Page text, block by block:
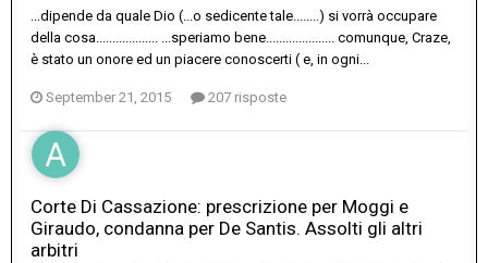
...dipende da quale Dio (...o sedicente tale........) si vorrà occupare
della cosa................... ...speriamo bene..................... comunque, Craze,
è stato un onore ed un piacere conoscerti ( e, in ogni...
September 21, 2015 207 risposte
Corte Di Cassazione: prescrizione per Moggi e
Giraudo, condanna per De Santis. Assolti gli altri
arbitri